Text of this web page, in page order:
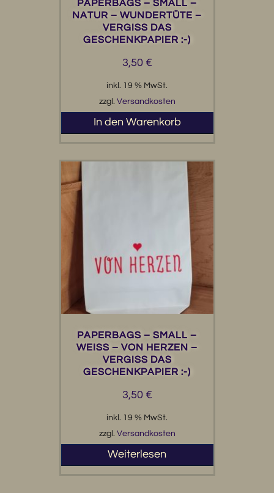
PAPERBAGS – SMALL –
NATUR – WUNDERTÜTE –
VERGISS DAS
GESCHENKPAPIER :-)
3,50 €
inkl. 19 % MwSt.
zzgl. Versandkosten
In den Warenkorb
PAPERBAGS – SMALL –
WEISS – VON HERZEN –
VERGISS DAS
GESCHENKPAPIER :-)
3,50 €
inkl. 19 % MwSt.
zzgl. Versandkosten
Weiterlesen